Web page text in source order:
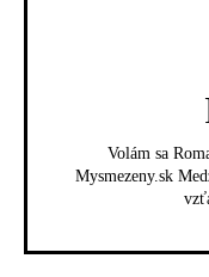
Volám sa
Mysmezeny.sk